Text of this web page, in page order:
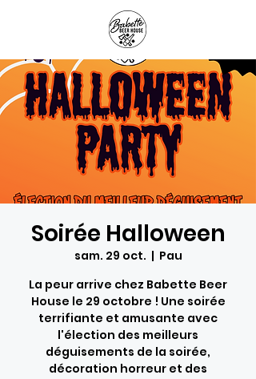
Soirée Halloween
sam. 29 oct.
  |
Pau
La peur arrive chez Babette Beer
House le 29 octobre ! Une soirée
terrifiante et amusante avec
l'élection des meilleurs
déguisements de la soirée,
décoration horreur et des